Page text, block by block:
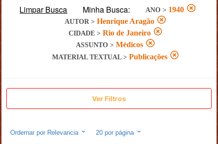
Limpar Busca Minha Busca: ANO > 1940
AUTOR > Henrique Aragão
CIDADE> Rio de Janeiro
ASSUNTO > Médicos
MATERIAL TEXTUAL> Publicações
Ver Filtros
Ordernar por Relevancia 20por página